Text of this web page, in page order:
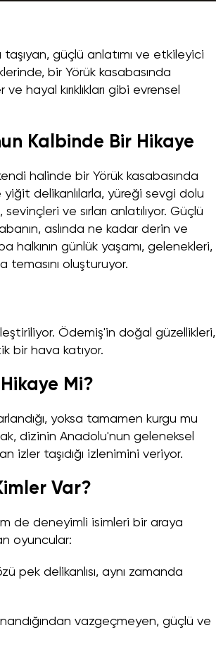
güçlü anlatımı ve etkileyici
bir Yörük kasabasında
hayal kırıklıkları gibi evrensel
Kalbinde Bir Hikaye
halinde bir Yörük kasabasında
delikanlılarla, yüreği sevgi dolu
ve sırları anlatılıyor. Güçlü
aslında ne kadar derin ve
halkının günlük yaşamı, gelenekleri,
temasını oluşturuyor.
Ödemiş'in doğal güzellikleri,
bir hava katıyor.
Mi?
yoksa tamamen kurgu mu
dizinin Anadolu'nun geleneksel
izler taşıdığı izlenimini veriyor.
Var?
de deneyimli isimleri bir araya
oyuncular:
pek delikanlısı, aynı zamanda
vazgeçmeyen, güçlü ve